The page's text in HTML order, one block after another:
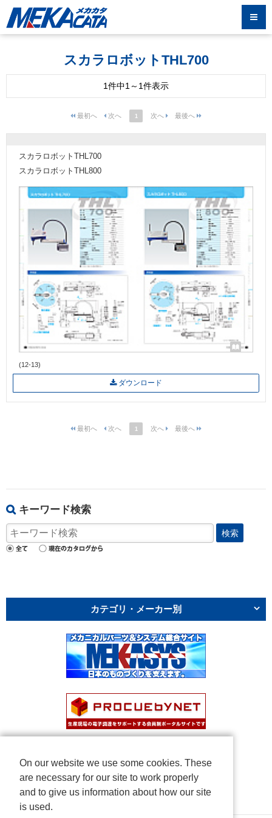
スカラロボットTHL700
1件中1～1件表示
1
スカラロボットTHL700
スカラロボットTHL800
(12-13)
ダウンロード
1
キーワード検索
検索
カテゴリ・メーカー別
On our website we use some cookies. These
are necessary for our site to work properly
and to give us information about how our site
is used.